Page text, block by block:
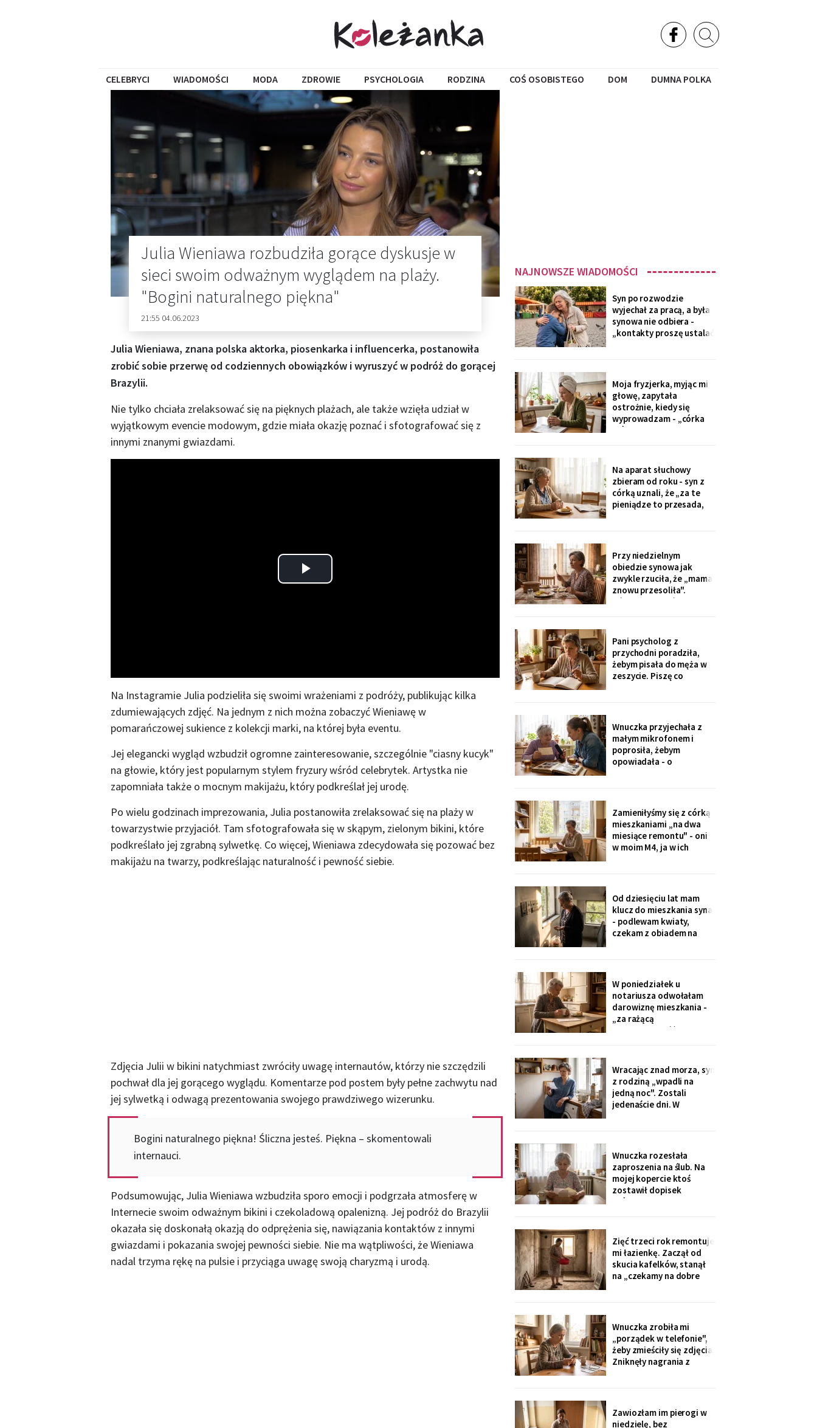
CELEBRYCI WIADOMOŚCI MODA ZDROWIE PSYCHOLOGIA RODZINA COŚ OSOBISTEGO DOM DUMNA POLKA
Julia Wieniawa rozbudziła gorące dyskusje w
sieci swoim odważnym wyglądem na plaży.
"Bogini naturalnego piękna"
21:55 04.06.2023
Julia Wieniawa, znana polska aktorka, piosenkarka i influencerka, postanowiła
zrobić sobie przerwę od codziennych obowiązków i wyruszyć w podróż do gorącej
Brazylii.
Nie tylko chciała zrelaksować się na pięknych plażach, ale także wzięła udział w
wyjątkowym evencie modowym, gdzie miała okazję poznać i sfotografować się z
innymi znanymi gwiazdami.
Play
Na Instagramie Julia podzieliła się swoimi wrażeniami z podróży, publikując kilka
zdumiewających zdjęć. Na jednym z nich można zobaczyć Wieniawę w
pomarańczowej sukience z kolekcji marki, na której była eventu.
Jej elegancki wygląd wzbudził ogromne zainteresowanie, szczególnie "ciasny kucyk"
na głowie, który jest popularnym stylem fryzury wśród celebrytek. Artystka nie
zapomniała także o mocnym makijażu, który podkreślał jej urodę.
Po wielu godzinach imprezowania, Julia postanowiła zrelaksować się na plaży w
towarzystwie przyjaciół. Tam sfotografowała się w skąpym, zielonym bikini, które
podkreślało jej zgrabną sylwetkę. Co więcej, Wieniawa zdecydowała się pozować bez
makijażu na twarzy, podkreślając naturalność i pewność siebie.
Zdjęcia Julii w bikini natychmiast zwróciły uwagę internautów, którzy nie szczędzili
pochwał dla jej gorącego wyglądu. Komentarze pod postem były pełne zachwytu nad
jej sylwetką i odwagą prezentowania swojego prawdziwego wizerunku.
Bogini naturalnego piękna! Śliczna jesteś. Piękna – skomentowali
internauci.
Podsumowując, Julia Wieniawa wzbudziła sporo emocji i podgrzała atmosferę w
Internecie swoim odważnym bikini i czekoladową opalenizną. Jej podróż do Brazylii
okazała się doskonałą okazją do odprężenia się, nawiązania kontaktów z innymi
gwiazdami i pokazania swojej pewności siebie. Nie ma wątpliwości, że Wieniawa
nadal trzyma rękę na pulsie i przyciąga uwagę swoją charyzmą i urodą.
NAJNOWSZE WIADOMOŚCI
Syn po rozwodzie
wyjechał za pracą, a była
synowa nie odbiera -
„kontakty proszę ustalać
na rynku młodszy mnie
zobaczył, wyrwał jej się z
ręki i przybiegł. Zdążyłam
tylko przytulić.
Moja fryzjerka, myjąc mi
głowę, zapytała
ostrożnie, kiedy się
wyprowadzam - „córka
mówiła u nas w salonie,
czegoś mniejszego".
Niczego nie szukam. Nic
nie sprzedaję.
Na aparat słuchowy
zbieram od roku - syn z
córką uznali, że „za te
pieniądze to przesada,
swobodnie, bo mama i
tak nie słyszy. Słyszę
więcej, niż myślą. W
niedzielę usłyszałam, co
planują z moim
Przy niedzielnym
obiedzie synowa jak
zwykle rzuciła, że „mama
znowu przesoliła".
Ośmioletni Staś odłożył
nie mówi, że mama coś
zrobiła źle". Zrobiło się
bardzo cicho.
Pani psycholog z
przychodni poradziła,
żebym pisała do męża w
zeszycie. Piszę co
sąsiadowi, który zawsze
mi pomaga - a nie synowi,
który nie przyjechał ani
do szpitala, ani na
rocznicę
Wnuczka przyjechała z
małym mikrofonem i
poprosiła, żebym
opowiadała - o
niedziele. Powiedziała,
że chce, żeby jej dzieci
kiedyś usłyszały mój głos.
Zamieniłyśmy się z córką
mieszkaniami „na dwa
miesiące remontu" - oni
w moim M4, ja w ich
widziałam na zdjęciach u
wnuczki. Córka mówi:
„Mamo, przecież stąd
masz bliżej do
przychodni".
Od dziesięciu lat mam
klucz do mieszkania syna
- podlewam kwiaty,
czekam z obiadem na
na karty. Karty dostali
wszyscy, nawet mama
synowej. Ja mam dzwonić
domofonem.
W poniedziałek u
notariusza odwołałam
darowiznę mieszkania -
„za rażącą
niewdzięczność", tak to
poleconego. Pani
notariusz spytała, czy na
pewno. Jestem pewna od
Wigilii, odkąd jem
świąteczną kolację w
Wracając znad morza, syn
z rodziną „wpadli na
jedną noc". Zostali
jedenaście dni. W
wrzuciłam nasze rzeczy,
odbierzemy wyprane w
środę. Buziaki".
Wnuczka rozesłała
zaproszenia na ślub. Na
mojej kopercie ktoś
zostawił dopisek
ołówkiem, chyba nie dla
przy cioci Loli, daleko od
mikrofonu, bo lubi
gadać".
Zięć trzeci rok remontuje
mi łazienkę. Zaczął od
skucia kafelków, stanął
na „czekamy na dobre
wszystkim, jak dba o
teściową. W piątek kupił
sobie quada.
Wnuczka zrobiła mi
„porządek w telefonie",
żeby zmieściły się zdjęcia.
Zniknęły nagrania z
mąż jeszcze mówi.
„Babciu, zajmowały
Zawiozłam im pierogi w
niedzielę, bez